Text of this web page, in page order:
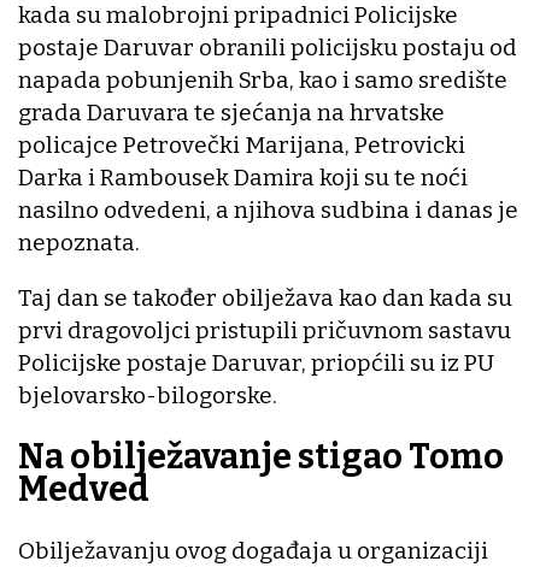
kada su malobrojni pripadnici Policijske
postaje Daruvar obranili policijsku postaju od
napada pobunjenih Srba, kao i samo središte
grada Daruvara te sjećanja na hrvatske
policajce Petrovečki Marijana, Petrovicki
Darka i Rambousek Damira koji su te noći
nasilno odvedeni, a njihova sudbina i danas je
nepoznata.
Taj dan se također obilježava kao dan kada su
prvi dragovoljci pristupili pričuvnom sastavu
Policijske postaje Daruvar, priopćili su iz PU
bjelovarsko-bilogorske.
Na obilježavanje stigao Tomo
Medved
Obilježavanju ovog događaja u organizaciji